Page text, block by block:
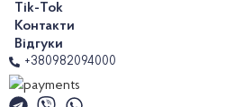
Tik-Tok
Контакти
Відгуки
+380982094000